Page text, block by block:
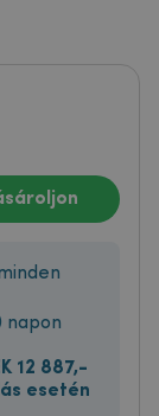
napon
12 887,-
esetén